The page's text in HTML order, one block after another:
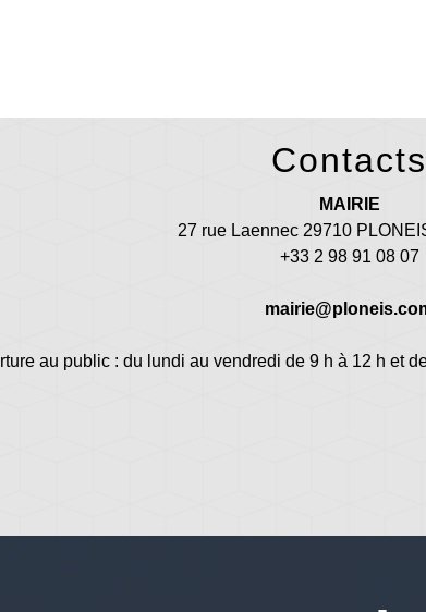
Contacts
MAIRIE
27 rue Laennec 29710
+33 2 98 91 08 07
au public : du lundi au vendredi de 9 h à 12 h et